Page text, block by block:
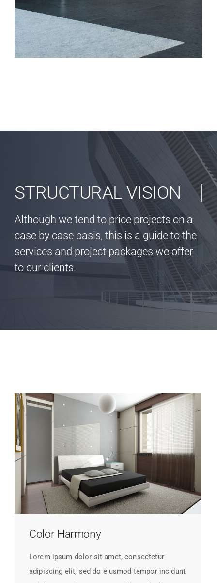
STRUCTURAL VISION
Although we tend to price projects on a
case by case basis, this is a guide to the
services and project packages we offer
to our clients.
Color Harmony
Lorem ipsum dolor sit amet, consectetur
adipiscing elit, sed do eiusmod tempor incidunt